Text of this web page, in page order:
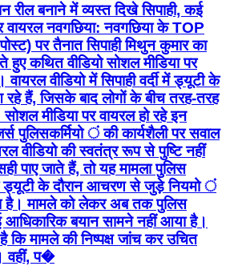
रील बनाने में व्यस्त दिखे सिपाही, कई
वायरल नवगछिया: नवगछिया के TOP
पर तैनात सिपाही मिथुन कुमार का
हुए कथित वीडियो सोशल मीडिया पर
वीडियो में सिपाही वर्दी में ड्यूटी के
हैं, जिसके बाद लोगों के बीच तरह-तरह
मीडिया पर वायरल हो रहे इन
पुलिसकर्मियो ं की कार्यशैली पर सवाल
वीडियो की स्वतंत्र रूप से पुष्टि नहीं
पाए जाते हैं, तो यह मामला पुलिस
के दौरान आचरण से जुड़े नियमो
है। मामले को लेकर अब तक पुलिस
बयान सामने नहीं आया है।
कि मामले की निष्पक्ष जांच कर उचित
वहीं, प�